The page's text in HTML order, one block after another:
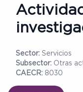
Sector: Servicios
Subsector: Otras
CAECR: 8030